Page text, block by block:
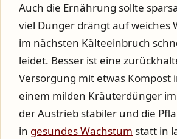
Auch die Ernährung sollte
viel Dünger drängt auf weiches
im nächsten Kälteeinbruch
leidet. Besser ist eine
Versorgung mit etwas Kompost
einem milden Kräuterdünger im
der Austrieb stabiler und die
in gesundes Wachstum statt in